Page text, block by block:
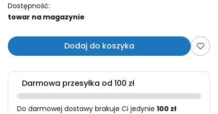
Dostępność:
towar na magazynie
Dodaj do koszyka
Darmowa przesyłka od 100 zł
Do darmowej dostawy brakuje Ci jedynie 100 zł